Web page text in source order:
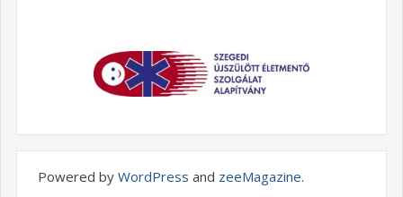
Powered by WordPress and zeeMagazine.